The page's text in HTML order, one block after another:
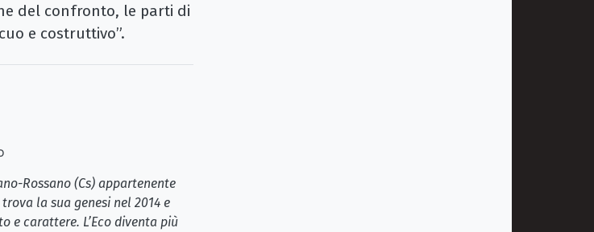
del confronto, le parti di
e costruttivo”.
Rossano (Cs) appartenente
la sua genesi nel 2014 e
e carattere. L’Eco diventa più